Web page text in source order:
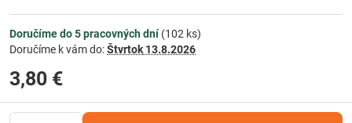
Doručíme do 5 pracovných dní(102 ks)
Doručíme k vám do:Štvrtok 13.8.2026
3,80 €